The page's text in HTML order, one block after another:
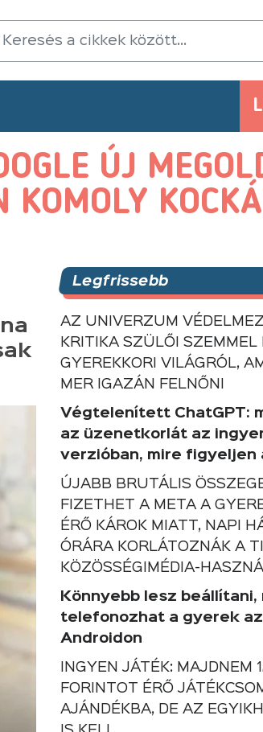
ÚJ
KOMOLY
Legfrissebb
AZ UNIVERZUM
KRITIKA SZÜLŐI SZEMMEL
GYEREKKORI VILÁGRÓL,
MER IGAZÁN FELNŐNI
Végtelenített ChatGPT:
az üzenetkorlát az
verzióban, mire figyeljen
ÚJABB BRUTÁLIS
FIZETHET A META A
ÉRŐ KÁROK MIATT, NAPI
ÓRÁRA KORLÁTOZNÁK A
KÖZÖSSÉGIMÉDIA-
Könnyebb lesz beállítani,
telefonozhat a gyerek
Androidon
INGYEN JÁTÉK: MAJDNEM
FORINTOT ÉRŐ
AJÁNDÉKBA, DE AZ